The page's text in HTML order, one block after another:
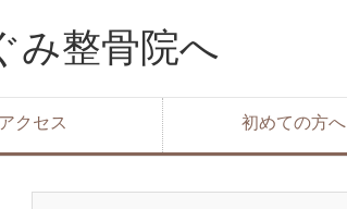
み整骨院へ
アクセス 初めての方へ